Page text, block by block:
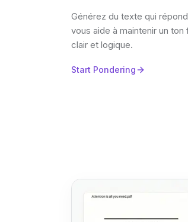
Générez du texte qui
vous aide à maintenir un
clair et logique.
Start Pondering